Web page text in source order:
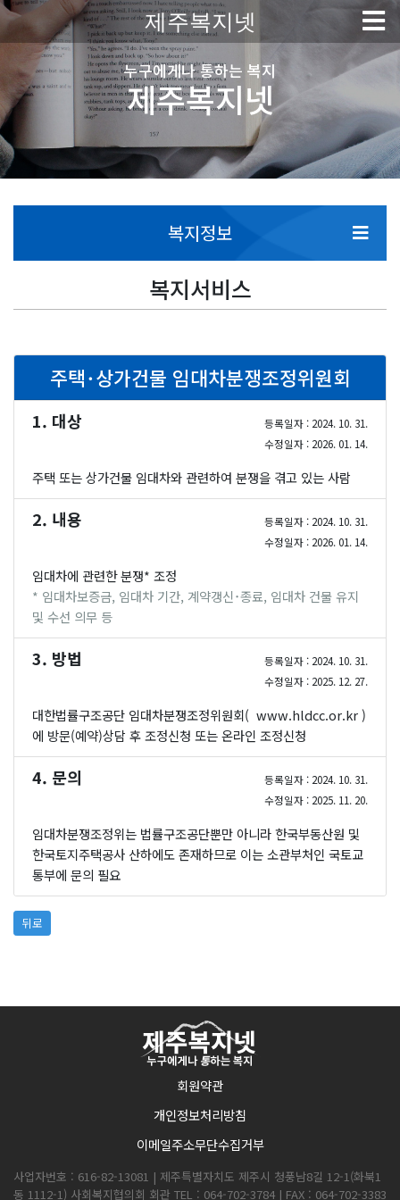
제주복지넷
누구에게나 통하는 복지
제주복지넷
복지정보
복지서비스
주택･상가건물 임대차분쟁조정위원회
1. 대상
등록일자 : 2024. 10. 31.
수정일자 : 2026. 01. 14.
주택 또는 상가건물 임대차와 관련하여 분쟁을 겪고 있는 사람
2. 내용
등록일자 : 2024. 10. 31.
수정일자 : 2026. 01. 14.
임대차에 관련한 분쟁* 조정
* 임대차보증금, 임대차 기간, 계약갱신･종료, 임대차 건물 유지
및 수선 의무 등
3. 방법
등록일자 : 2024. 10. 31.
수정일자 : 2025. 12. 27.
대한법률구조공단 임대차분쟁조정위원회( www.hldcc.or.kr)
에 방문(예약)상담 후 조정신청 또는 온라인 조정신청
4. 문의
등록일자 : 2024. 10. 31.
수정일자 : 2025. 11. 20.
임대차분쟁조정위는 법률구조공단뿐만 아니라 한국부동산원 및
한국토지주택공사 산하에도 존재하므로 이는 소관부처인 국토교
통부에 문의 필요
뒤로
회원약관
개인정보처리방침
이메일주소무단수집거부
사업자번호 : 616-82-13081 | 제주특별자치도 제주시 청풍남8길 12-1(화북1
동 1112-1) 사회복지협의회 회관 TEL : 064-702-3784 | FAX : 064-702-3383